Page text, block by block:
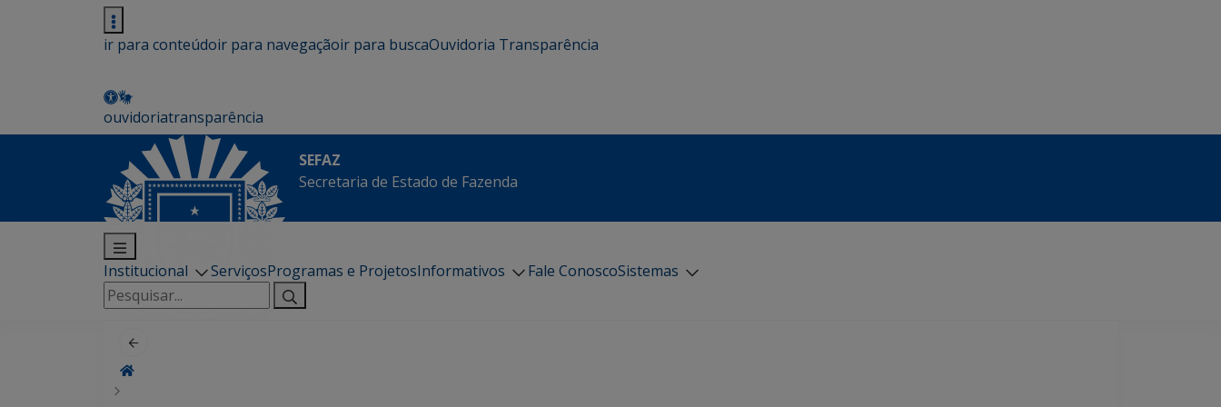
ir para conteúdoir para navegaçãoir para buscaOuvidoria Transparência
ouvidoriatransparência
SEFAZ
Secretaria de Estado de Fazenda
Institucional ServiçosProgramas e ProjetosInformativos Fale ConoscoSistemas
Pesquisar
por: